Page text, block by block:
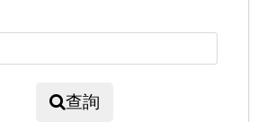
查詢